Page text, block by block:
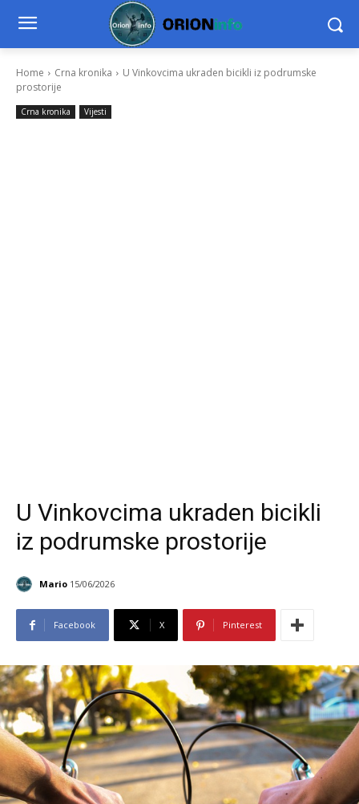
Home Crna kronika
U Vinkovcima ukraden bicikli iz podrumske
prostorije
Crna kronika Vijesti
U Vinkovcima ukraden bicikli
iz podrumske prostorije
Mario 15/06/2026
Facebook X Pinterest